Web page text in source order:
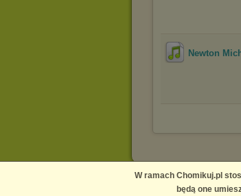
Newton
Main page Contact us Media
Terms and conditions
Privacy
W ramach Chomikuj.pl
będą one